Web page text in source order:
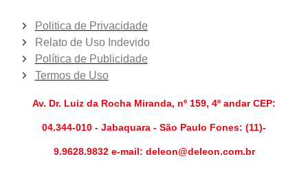
Politica de Privacidade
Relato de Uso Indevido
Política de Publicidade
Termos de Uso
Av. Dr. Luiz da Rocha Miranda, nº 159, 4º andar CEP:
04.344-010 - Jabaquara - São Paulo Fones: (11)-
9.9628.9832 e-mail: deleon@deleon.com.br